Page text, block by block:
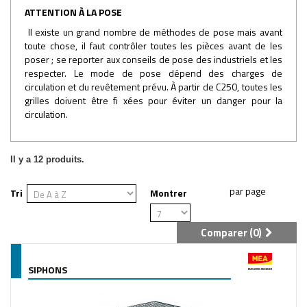
ATTENTION À LA POSE
Il existe un grand nombre de méthodes de pose mais avant
toute chose, il faut contrôler toutes les pièces avant de les
poser ; se reporter aux conseils de pose des industriels et les
respecter. Le mode de pose dépend des charges de
circulation et du revêtement prévu. À partir de C250, toutes les
grilles doivent être fi xées pour éviter un danger pour la
circulation.
Il y a 12 produits.
Tri Montrer
Comparer (0)
SIPHONS